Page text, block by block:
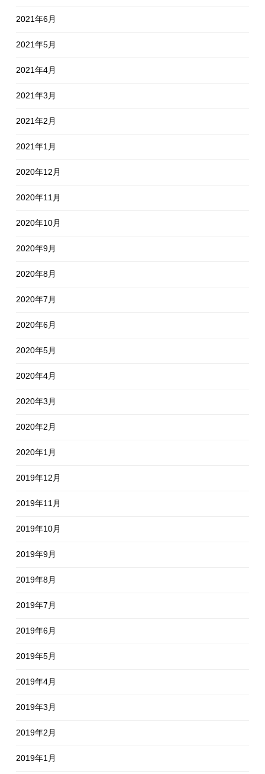
2021年6月
2021年5月
2021年4月
2021年3月
2021年2月
2021年1月
2020年12月
2020年11月
2020年10月
2020年9月
2020年8月
2020年7月
2020年6月
2020年5月
2020年4月
2020年3月
2020年2月
2020年1月
2019年12月
2019年11月
2019年10月
2019年9月
2019年8月
2019年7月
2019年6月
2019年5月
2019年4月
2019年3月
2019年2月
2019年1月